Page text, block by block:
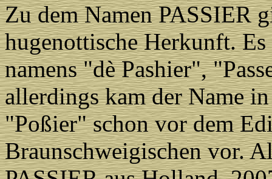
Zu dem Namen PASSIER
hugenottische Herkunft.
namens "dè Pashier",
allerdings kam der Name
"Poßier" schon vor dem
Braunschweigischen vor.